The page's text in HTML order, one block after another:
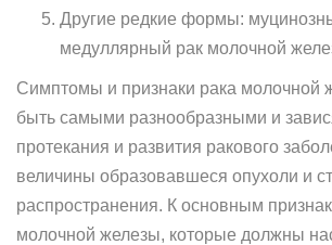
Другие редкие формы:
медуллярный рак молочной
Симптомы и признаки рака молочной
быть самыми разнообразными и
протекания и развития ракового
величины образовавшеся опухоли и
распространения. К основным
молочной железы, которые должны